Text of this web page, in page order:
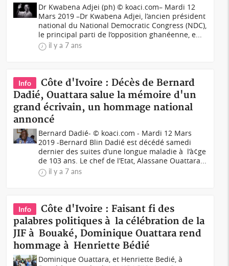
Dr Kwabena Adjei (ph) © koaci.com– Mardi 12
Mars 2019 –Dr Kwabena Adjei, l’ancien président
national du National Democratic Congress (NDC),
le principal parti de l’opposition ghanéenne, e...
il y a 7 ans
Info
Côte d'Ivoire : Décès de Bernard
Dadié, Ouattara salue la mémoire d'un
grand écrivain, un hommage national
annoncé
Bernard Dadié- © koaci.com - Mardi 12 Mars
2019 -Bernard Blin Dadié est décédé samedi
dernier des suites d’une longue maladie à l’à¢ge
de 103 ans. Le chef de l’Etat, Alassane Ouattara...
il y a 7 ans
Info
Côte d'Ivoire : Faisant fi des
palabres politiques à la célébration de la
JIF à Bouaké, Dominique Ouattara rend
hommage à Henriette Bédié
Dominique Ouattara, et Henriette Bedié, à